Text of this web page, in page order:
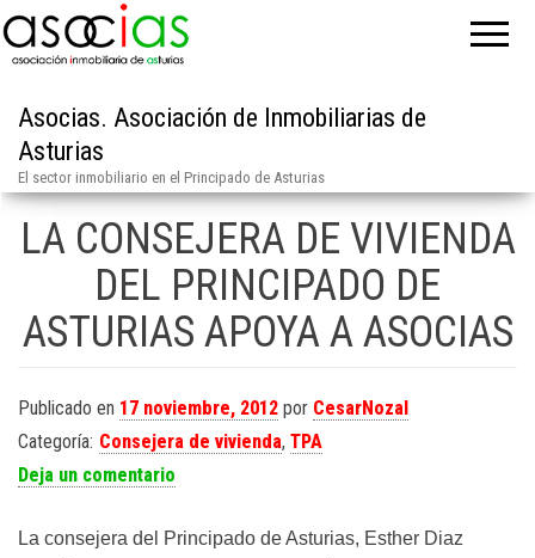
Asocias. Asociación de Inmobiliarias de
Asturias
El sector inmobiliario en el Principado de Asturias
LA CONSEJERA DE VIVIENDA
DEL PRINCIPADO DE
ASTURIAS APOYA A ASOCIAS
Publicado en 17 noviembre, 2012 por CesarNozal
Categoría: Consejera de vivienda, TPA
Deja un comentario
La consejera del Principado de Asturias, Esther Diaz